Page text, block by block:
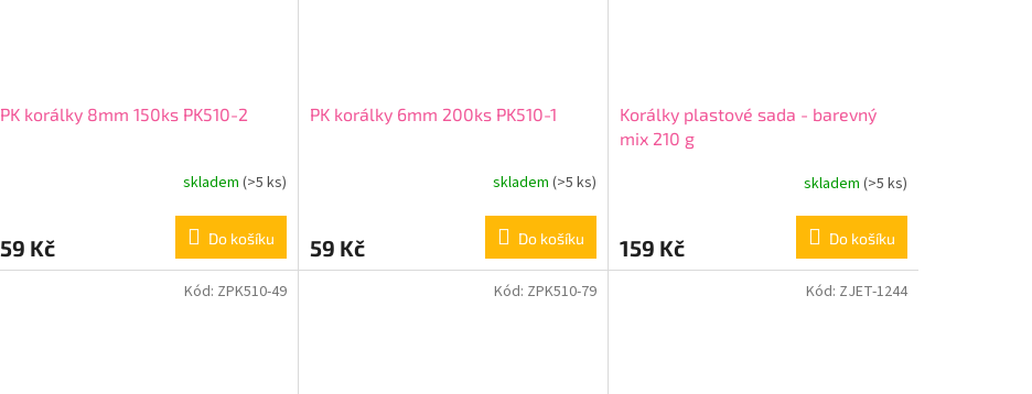
PK korálky 8mm 150ks PK510-2
skladem (>5 ks)
59 Kč Do košíku
PK korálky 6mm 200ks PK510-1
skladem (>5 ks)
59 Kč Do košíku
Korálky plastové sada - barevný
mix 210 g
skladem (>5 ks)
159 Kč Do košíku
Kód: ZPK510-49 Kód: ZPK510-79 Kód: ZJET-1244